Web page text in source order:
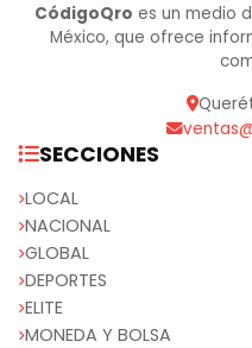
CódigoQro es un medio
México, que ofrece
SECCIONES
LOCAL
NACIONAL
GLOBAL
DEPORTES
ELITE
MONEDA Y BOLSA